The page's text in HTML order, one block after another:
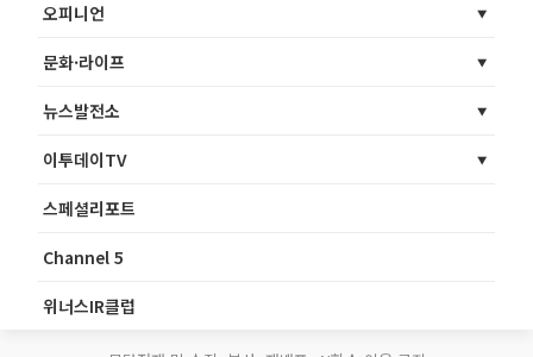
오피니언
문화·라이프
뉴스발전소
이투데이TV
스페셜리포트
Channel 5
위너스IR클럽